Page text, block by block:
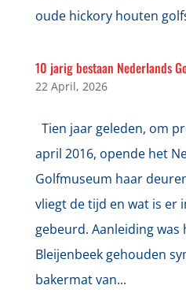
oude hickory houten
10 jarig bestaan Nederlands
22 April, 2026
Tien jaar geleden, om
april 2016, opende het
Golfmuseum haar
vliegt de tijd en wat is er
gebeurd. Aanleiding
Bleijenbeek gehouden
bakermat van...